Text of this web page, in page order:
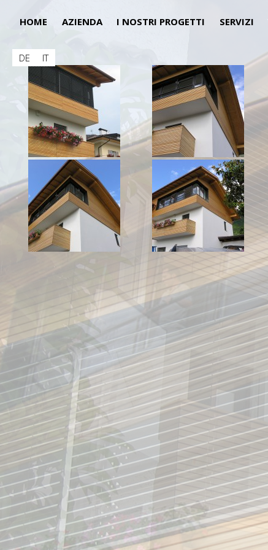
DE IT
HOME AZIENDA I NOSTRI PROGETTI SERVIZI